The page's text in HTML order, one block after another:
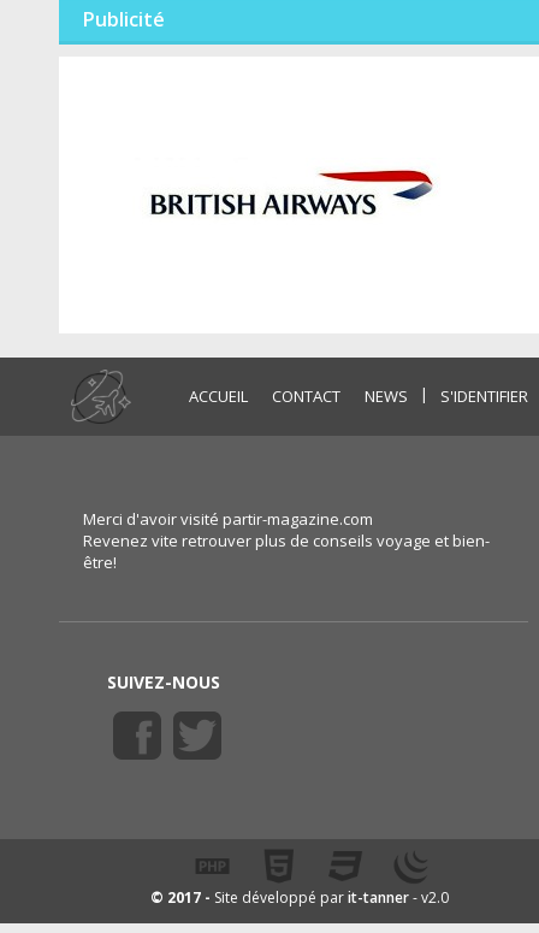
Publicité
ACCUEIL CONTACT NEWS | S'IDENTIFIER
Merci d'avoir visité partir-magazine.com
Revenez vite retrouver plus de conseils voyage et bien-
être!
SUIVEZ-NOUS
© 2017 - Site développé parit-tanner- v2.0